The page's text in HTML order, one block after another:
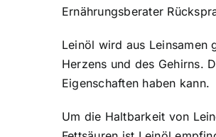
Ernährungsberater
Leinöl wird aus Leinsamen
Herzens und des Gehirns.
Eigenschaften haben kann.
Um die Haltbarkeit von